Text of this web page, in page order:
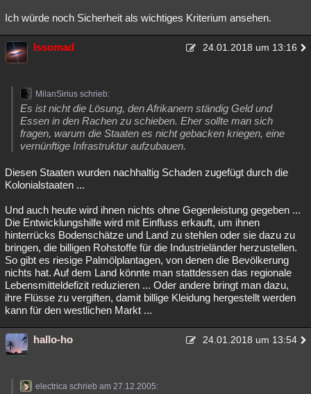
Ich würde noch Sicherheit als wichtiges Kriterium ansehen.
Issomad 24.01.2018 um 13:16
MilanSirius schrieb:
Es ist nicht die Lösung, den Afrikanern ständig Geld und
Essen in den Rachen zu schieben. Eher sollte man sich
fragen, warum die Staaten es nicht gebacken kriegen, eine
vernünftige Infrastruktur aufzubauen.
Diesen Staaten wurden nachhaltig Schaden zugefügt durch die
Kolonialstaaten ...
Und auch heute wird ihnen nichts ohne Gegenleistung gegeben ...
Die Entwicklungshilfe wird mit Einfluss erkauft, um ihnen
hinterrücks Bodenschätze und Land zu stehlen oder sie dazu zu
bringen, die billigen Rohstoffe für die Industrieländer herzustellen.
So gibt es riesige Palmölplantagen, von denen die Bevölkerung
nichts hat. Auf dem Land könnte man stattdessen das regionale
Lebensmitteldefizit reduzieren ... Oder andere bringt man dazu,
ihre Flüsse zu vergiften, damit billige Kleidung hergestellt werden
kann für den westlichen Markt ...
hallo-ho 24.01.2018 um 13:54
electrica schrieb am 27.12.2005: